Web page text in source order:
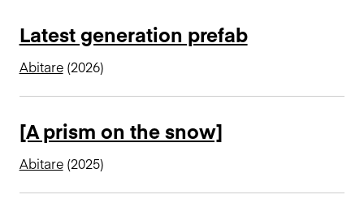
Latest generation prefab
Abitare(2026)
[A prism on the snow]
Abitare(2025)